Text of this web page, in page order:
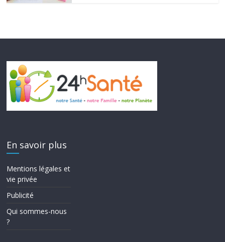
En savoir plus
Mentions légales et
vie privée
Publicité
Qui sommes-nous
?